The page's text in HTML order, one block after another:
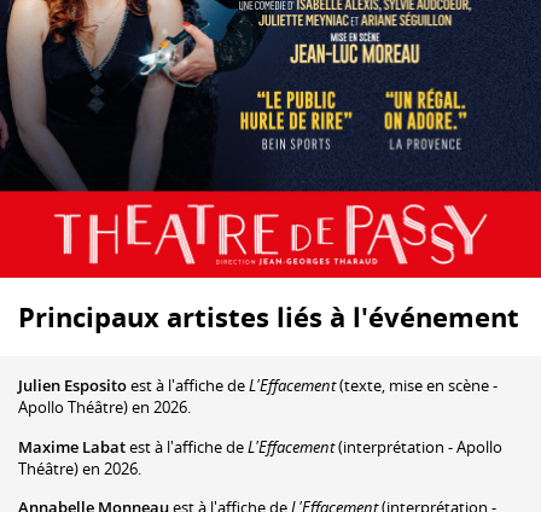
Principaux artistes liés à l'événement
Julien Espositoest à l'affiche deL'Effacement(texte, mise en scène -
Apollo Théâtre) en 2026.
Maxime Labatest à l'affiche deL'Effacement(interprétation - Apollo
Théâtre) en 2026.
Annabelle Monneauest à l'affiche deL'Effacement(interprétation -